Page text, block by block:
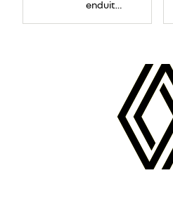
enduit